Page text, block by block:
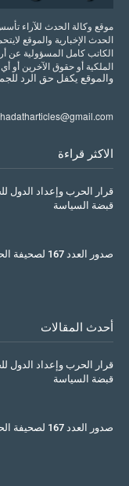
الحدث الإخبارية والموقع
الكاتب كامل المسؤولية عن
الملكية أو حقوق الآخرين أو
والموقع يكفل حق الرد
الاكثر قراءة
قرار الحرب وإعداد الدول
قبضة السياسة
صدور العدد 167 لصحيفة الحدث الاسبوعي من لندن
أحدث المقالات
قرار الحرب وإعداد الدول
قبضة السياسة
صدور العدد 167 لصحيفة الحدث الاسبوعي من لندن